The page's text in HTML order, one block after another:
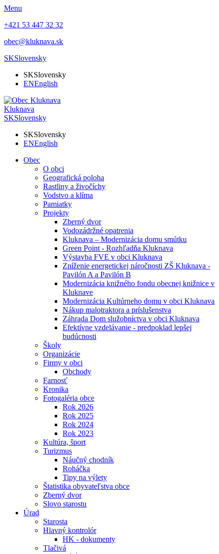
Menu
+421 53 447 32 32
obec@kluknava.sk
SKSlovensky
SKSlovensky
ENEnglish
Kluknava
SKSlovensky
SKSlovensky
ENEnglish
Obec
O obci
Geografická poloha
Rastliny a živočíchy
Vodstvo a klíma
Pamiatky
Projekty
Zberný dvor
Vodozádržné opatrenia
Kluknava – Modernizácia domu smútku
Green Point - Rozhľadňa Kluknava
Výstavba FVE v obci Kluknava
Zníženie energetickej náročnosti ZŠ Kluknava -
Pavilón A a Pavilón B
Modernizácia knižného fondu obecnej knižnice v
Kluknave
Modernizácia Kultúrneho domu v obci Kluknava
Nákup malotraktora a príslušenstva
Záhrada Dom služobníctva v obci Kluknava
Efektívne vzdelávanie - predpoklad lepšej
budúcnosti
Školy
Organizácie
Firmy v obci
Obchody
Farnosť
Kronika
Fotogaléria obce
Rok 2026
Rok 2025
Rok 2024
Rok 2023
Kultúra, šport
Turizmus
Náučný chodník
Roháčka
Tipy na výlety
Štatistika obyvateľstva obce
Zberný dvor
Slovo starostu
Úrad
Starosta
Hlavný kontrolór
HK - dokumenty
Tlačivá